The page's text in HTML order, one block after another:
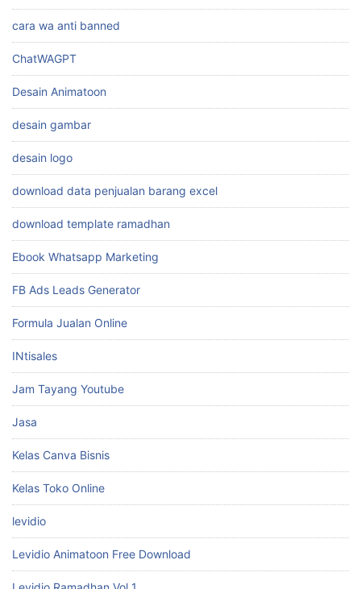
cara wa anti banned
ChatWAGPT
Desain Animatoon
desain gambar
desain logo
download data penjualan barang excel
download template ramadhan
Ebook Whatsapp Marketing
FB Ads Leads Generator
Formula Jualan Online
INtisales
Jam Tayang Youtube
Jasa
Kelas Canva Bisnis
Kelas Toko Online
levidio
Levidio Animatoon Free Download